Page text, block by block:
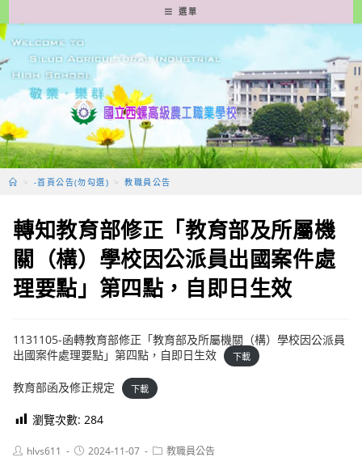
轉
至
要
容
選單
> -首頁公告(勿勾選) > 教職員公告
轉知教育部修正「教育部及所屬機
關（構）學校因公派員出國案件處
理要點」第四點，自即日生效
1131105-函轉教育部修正「教育部及所屬機關（構）學校因公派員
出國案件處理要點」第四點，自即日生效
下載
教育部函及修正規定 下載
瀏覽次數: 284
Posthlvs611
Post2024-11-07
Post教職員公告